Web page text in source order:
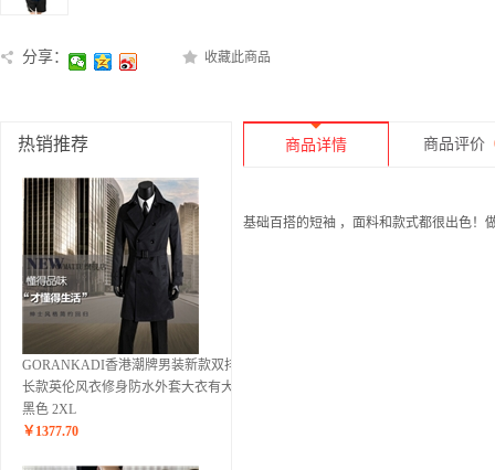
分享： 收藏此商品
热销推荐
GORANKADI香港潮牌男装新款双排扣
长款英伦风衣修身防水外套大衣有大码
黑色 2XL
￥ 1377.70
商品详情 商品评价
基础百搭的短袖 ，面料和款式都很出色！